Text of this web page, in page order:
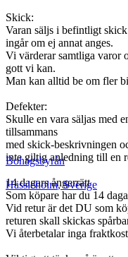
Skick:
Varan säljs i befintligt
ingår om ej annat anges.
Vi värderar samtliga varor
gott vi kan.
Man kan alltid be om fler
Defekter:
Skulle en vara säljas med
tillsammans
med skick-beskrivningen
inte giltig anledning till en
14 dagars ångerrätt
Som köpare har du 14
Vid retur är det DU som
returen skall skickas
Vi återbetalar inga
Bohagsbyrån
Hässleholm,Sverige